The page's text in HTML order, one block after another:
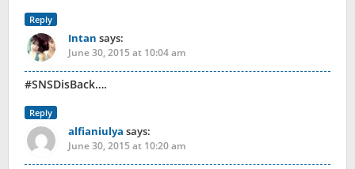
Reply
Intan says:
June 30, 2015 at 10:04 am
#SNSDisBack….
Reply
alfianiulya says:
June 30, 2015 at 10:20 am